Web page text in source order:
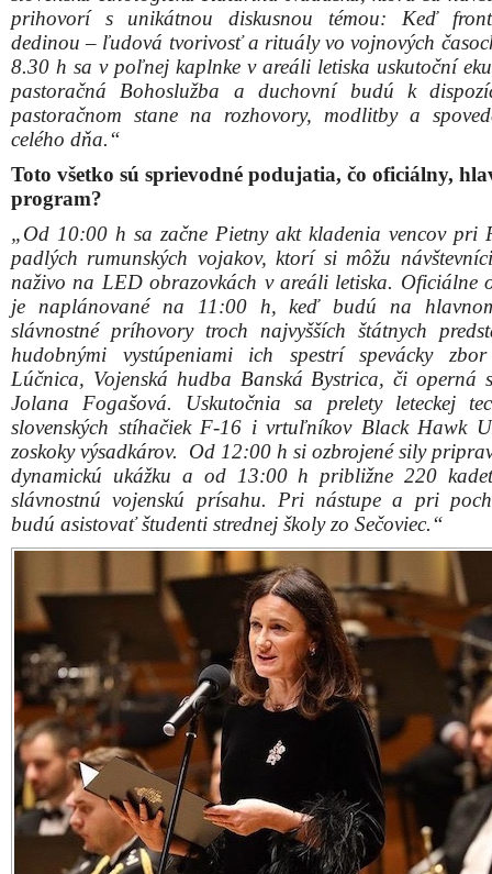
Jolana Fogašová. Uskutočnia sa prelety leteckej
slovenských stíhačiek F-16 i vrtuľníkov Black Hawk
zoskoky výsadkárov. Od 12:00 h si ozbrojené sily
dynamickú ukážku a od 13:00 h približne 220
slávnostnú vojenskú prísahu. Pri nástupe a pri
budú asistovať študenti strednej školy zo Sečoviec.“
Na ktoré známe mená z hudobnej časti programu sa
tešiť?
„Na Kaliho s Petrom Pannom, na Petra
Cigánskych diablov. Obľúbenými skladbami Karola
rozospieva letisko operný spevák Martin Gyimesi.
na čo tešiť. Všetky podstatné informácie o
letiska, občerstvení a logistike dostanú návštevníci už
do areálu, a nebudú chýbať ani prezentačné
a darčeky.“